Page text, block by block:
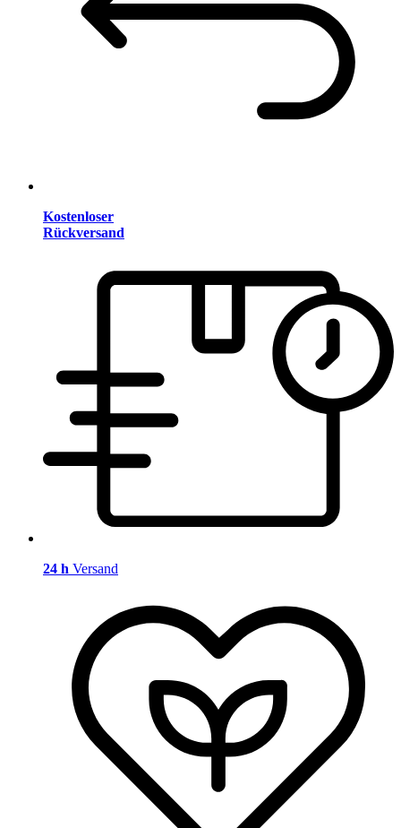
Kostenloser
Rückversand
24 h Versand